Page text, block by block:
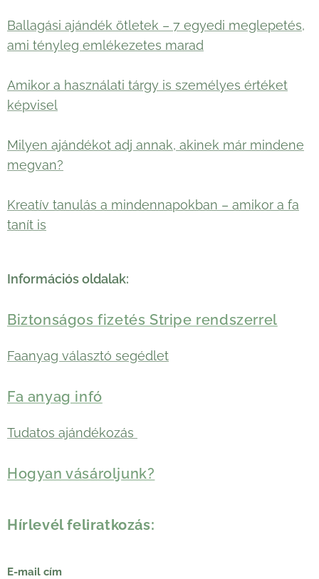
Ballagási ajándék ötletek – 7 egyedi meglepetés,
ami tényleg emlékezetes marad
Amikor a használati tárgy is személyes értéket
képvisel
Milyen ajándékot adj annak, akinek már mindene
megvan?
Kreatív tanulás a mindennapokban – amikor a fa
tanít is
Információs oldalak:
Biztonságos fizetés Stripe rendszerrel
Faanyag választó segédlet
Fa anyag infó
Tudatos ajándékozás
Hogyan vásároljunk?
Hírlevél feliratkozás:
E-mail cím